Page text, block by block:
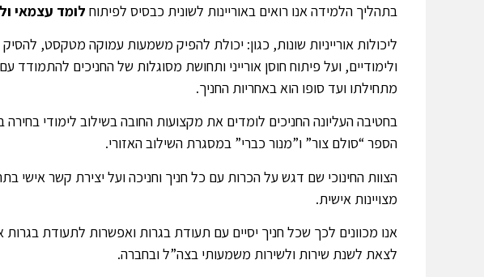
בתהליך הלמידה אנו רואים באוריינות לשונית כבסיס לפיתוח לומד עצמאי
ליכולות אורייניות שונות, כגון: יכולת להפיק משמעות עמוקה מטקסט,
ולימודיים, ועל פיתוח חוסן אורייני ותחושת מסוגלות של החניכים
מתחילתו ועד סופו הוא באחריות החניך.
בחטיבה העליונה החניכים לומדים את מקצועות החובה בשילוב לימודי
הספר “סולם צור” ו”מנור כברי” במסגרת השילוב האזורי.
הצוות החינוכי שם דגש על הכרות עם כל חניך וחניכה ועל יצירת קשר אישי
מצויינות אישית.
אנו מכוונים לכך שכל חניך יסיים עם תעודת בגרות ואפשרות לתעודת
לצאת לשנת שירות ולשירות משמעותי בצה”ל ובחברה.